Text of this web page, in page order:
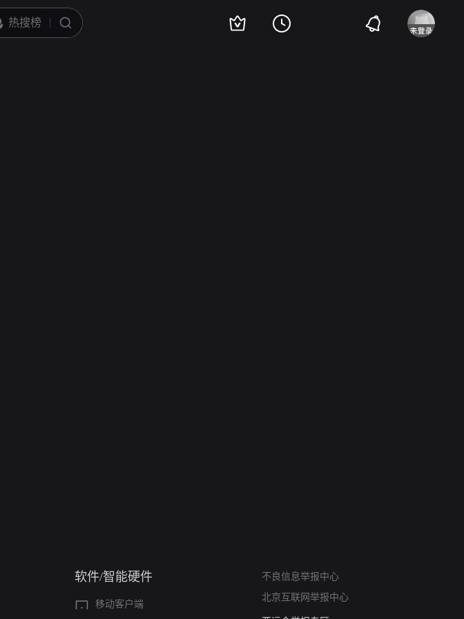
软件/智能硬件
移动客户端
不良信息举报中心
北京互联网举报中心
算法推荐专项举报